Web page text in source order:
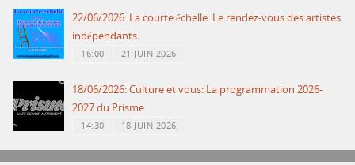
22/06/2026: La courte échelle: Le rendez-vous des artistes
indépendants.
16:00 21 JUIN 2026
18/06/2026: Culture et vous: La programmation 2026-
2027 du Prisme.
14:30 18 JUIN 2026